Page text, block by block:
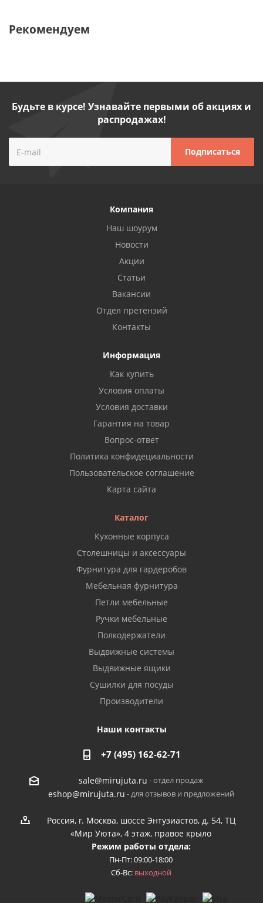
Рекомендуем
Будьте в курсе! Узнавайте первыми об акциях и
распродажах!
Компания
Наш шоурум
Новости
Акции
Статьи
Вакансии
Отдел претензий
Контакты
Информация
Как купить
Условия оплаты
Условия доставки
Гарантия на товар
Вопрос-ответ
Политика конфидециальности
Пользовательское соглашение
Карта сайта
Каталог
Кухонные корпуса
Столешницы и аксессуары
Фурнитура для гардеробов
Мебельная фурнитура
Петли мебельные
Ручки мебельные
Полкодержатели
Выдвижные системы
Выдвижные ящики
Сушилки для посуды
Производители
Наши контакты
+7 (495) 162-62-71
sale@mirujuta.ru - отдел продаж
eshop@mirujuta.ru - для отзывов и предложений
Россия, г. Москва, шоссе Энтузиастов, д. 54, ТЦ
«Мир Уюта», 4 этаж, правое крыло
Режим работы отдела:
Пн-Пт: 09:00-18:00
Сб-Вс: выходной